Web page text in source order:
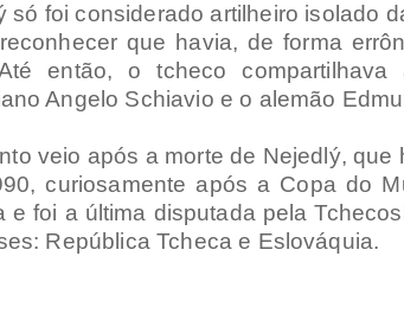
só foi considerado artilheiro isolado
que havia, de forma
então, o tcheco compartilhava
Angelo Schiavio e o alemão
veio após a morte de Nejedlý, que
curiosamente após a Copa do
e foi a última disputada pela
República Tcheca e Eslováquia.